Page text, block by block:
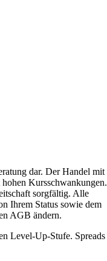
dar. Der Handel mit
Kursschwankungen.
sorgfältig. Alle
Ihrem Status sowie dem
AGB ändern.
Level-Up-Stufe. Spreads